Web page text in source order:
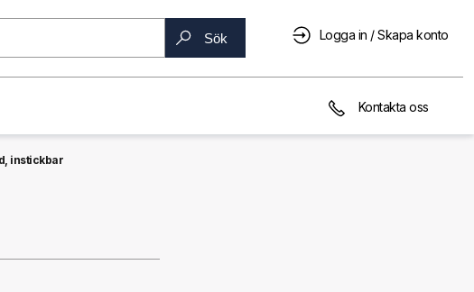
Sök Logga in / Skapa konto
Kontakta oss
instickbar